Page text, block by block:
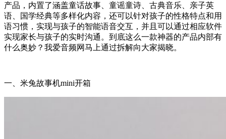
产品，内置了涵盖童话故事、童谣童诗、古典音乐、亲子英
语、国学经典等多样化内容，还可以针对孩子的性格特点和用
语习惯，实现与孩子的智能语音交互，并且可以通过相应软件
实现家长与孩子的实时沟通。到底这么一款神器的产品内部有
什么奥妙？我爱音频网马上通过拆解向大家揭晓。
一、米兔故事机mini开箱